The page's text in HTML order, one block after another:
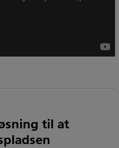
til at